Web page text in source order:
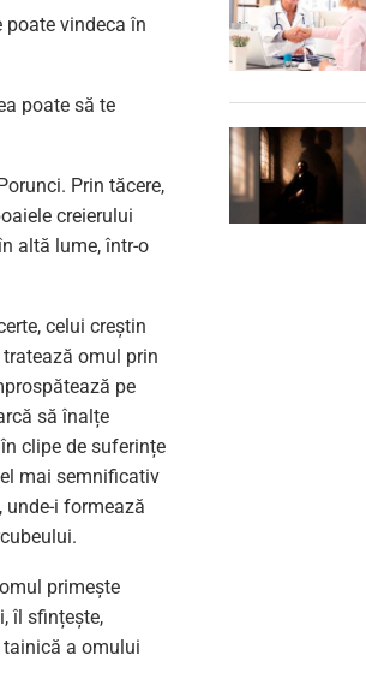
poate vindeca în
poate să te
Prin tăcere,
creierului
altă lume, într-o
celui creștin
omul prin
pe
să înalțe
clipe de suferințe
mai semnificativ
unde-i formează
primește
îl sfințește,
tainică a omului